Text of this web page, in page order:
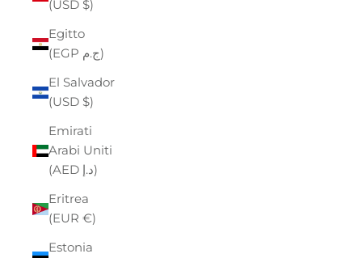
(USD $)
Egitto
(EGP ج.م)
El Salvador
(USD $)
Emirati
Arabi Uniti
(AED د.إ)
Eritrea
(EUR €)
Estonia